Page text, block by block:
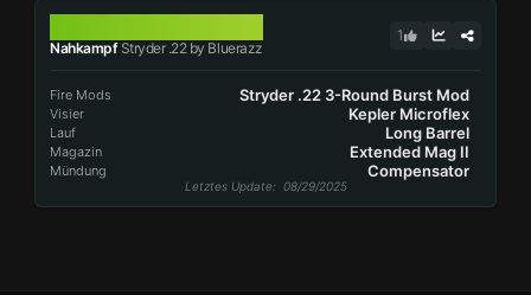
NahkampfStryder .22 by Bluerazz
1
Fire Mods Stryder .22 3-Round Burst Mod
Visier Kepler Microflex
Lauf Long Barrel
Magazin Extended Mag II
Mündung Compensator
Letztes Update: 08/29/2025